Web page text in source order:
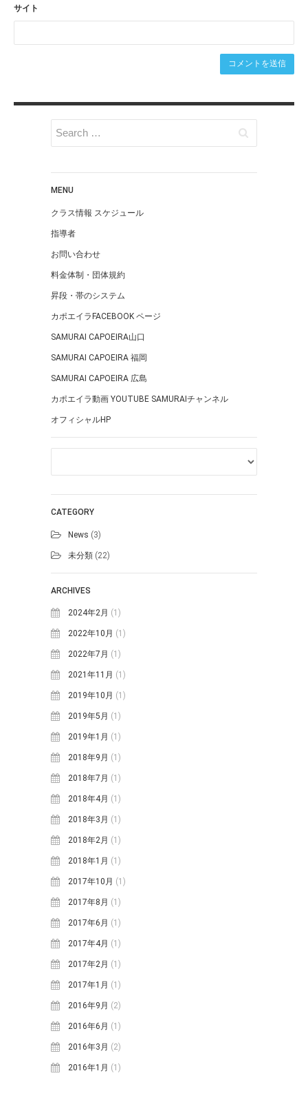
サイト
MENU
クラス情報 スケジュール
指導者
お問い合わせ
料金体制・団体規約
昇段・帯のシステム
カポエイラFACEBOOK ページ
SAMURAI CAPOEIRA山口
SAMURAI CAPOEIRA 福岡
SAMURAI CAPOEIRA 広島
カポエイラ動画 YOUTUBE SAMURAIチャンネル
オフィシャルHP
CATEGORY
News (3)
未分類 (22)
ARCHIVES
2024年2月 (1)
2022年10月 (1)
2022年7月 (1)
2021年11月 (1)
2019年10月 (1)
2019年5月 (1)
2019年1月 (1)
2018年9月 (1)
2018年7月 (1)
2018年4月 (1)
2018年3月 (1)
2018年2月 (1)
2018年1月 (1)
2017年10月 (1)
2017年8月 (1)
2017年6月 (1)
2017年4月 (1)
2017年2月 (1)
2017年1月 (1)
2016年9月 (2)
2016年6月 (1)
2016年3月 (2)
2016年1月 (1)